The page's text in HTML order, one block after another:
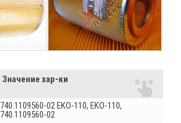
Значение хар-ки
740.1109560-02 EKO-110, EKO-110,
740.1109560-02